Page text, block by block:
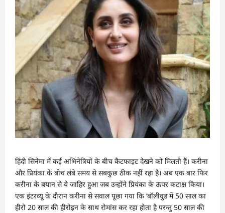
हिंदी सिनेमा में कई अभिनेत्रियों के बीच कैटफाइट देखने को मिलती हैं। करीना
और प्रियंका के बीच लंबे समय से सबकुछ ठीक नहीं रहा है। अब एक बार फिर
करीना के बयान से ये जाहिर हुआ जब उन्होंने प्रियंका के ऊपर कटाक्ष किया।
एक इंटरव्यू के दौरान करीना से सवाल पूछा गया कि ‘बॉलीवुड में 50 साल का
हीरो 20 साल की हीरोइन के साथ रोमांस कर रहा होता है परन्तु 50 साल की